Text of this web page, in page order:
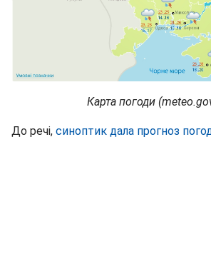
Карта погоди
До речі, синоптик дала прогноз